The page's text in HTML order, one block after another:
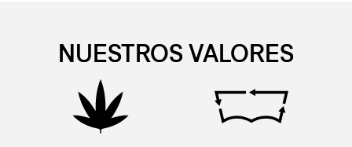
NUESTROS VALORES